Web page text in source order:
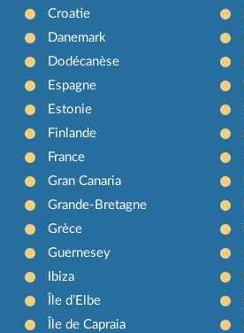
Croatie
Danemark
Dodécanèse
Espagne
Estonie
Finlande
France
Gran Canaria
Grande-Bretagne
Grèce
Guernesey
Ibiza
Île d’Elbe
Île de Capraia